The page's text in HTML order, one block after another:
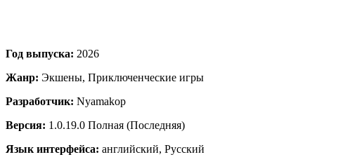
Год выпуска: 2026
Жанр: Экшены, Приключенческие игры
Разработчик: Nyamakop
Версия: 1.0.19.0 Полная (Последняя)
Язык интерфейса: английский, Русский